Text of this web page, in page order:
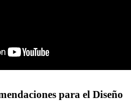
para el Diseño